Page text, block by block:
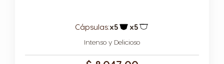
Cápsulas:x5 x5
Intenso y Delicioso